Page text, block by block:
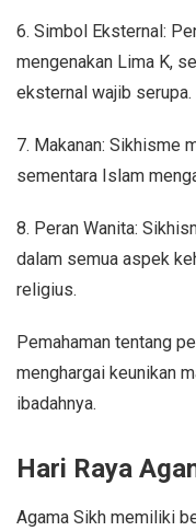
6. Simbol Eksternal:
mengenakan Lima K,
eksternal wajib serupa.
7. Makanan: Sikhisme
sementara Islam
8. Peran Wanita:
dalam semua aspek
religius.
Pemahaman tentang
menghargai keunikan
ibadahnya.
Hari Raya
Agama Sikh memiliki